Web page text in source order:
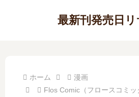
最新刊発売日
ホーム
漫画
Flos Comic（フロースコミッ